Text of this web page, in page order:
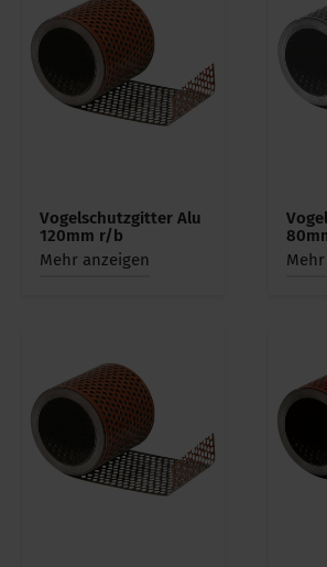
Vogelschutzgitter Alu
120mm r/b
Mehr anzeigen